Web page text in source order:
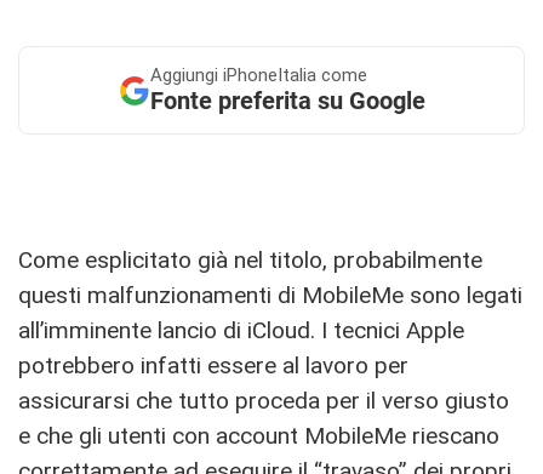
Aggiungi iPhoneItalia come
Fonte preferita su Google
Come esplicitato già nel titolo, probabilmente
questi malfunzionamenti di MobileMe sono legati
all’imminente lancio di iCloud. I tecnici Apple
potrebbero infatti essere al lavoro per
assicurarsi che tutto proceda per il verso giusto
e che gli utenti con account MobileMe riescano